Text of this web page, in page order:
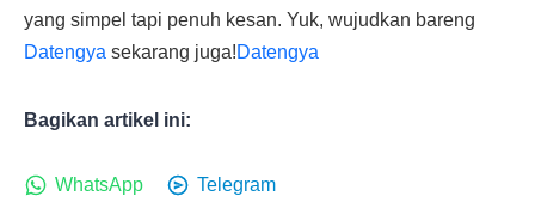
yang simpel tapi penuh kesan. Yuk, wujudkan bareng
Datengya sekarang juga!Datengya
Bagikan artikel ini:
WhatsApp Telegram